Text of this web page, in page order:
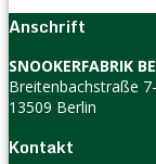
Anschrift
SNOOKERFABRIK
Breitenbachstraße
13509 Berlin
Kontakt